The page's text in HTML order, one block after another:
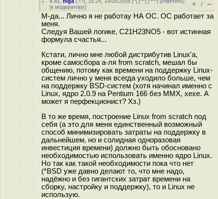
[к модератору] + / –
М-да... Лично я не работау НА ОС. ОС работает за
меня.
Следуя Вашей логике, C21H23NO5 - вот истинная
формула счастья...
Кстати, лично мне любой дистрибутив Linux'а,
кроме самосбора а-ля from scratch, мешал бы
общению, потому как времени на поддержку Linux-
систем лично у меня всегда уходило больше, чем
на поддержку BSD-систем (хотя начинал именно с
Linux, ядро 2.0.9 на Pentium 166 без MMX, хехе. А
может я перфекционист? Хз.)
В то же время, построение Linux from scratch под
себя (а это для меня единственный возможный
способ минимизировать затраты на поддержку в
дальнейшем, но и солидная одноразовая
инвестиция времени) должно быть обосновано
необходимостью использовать именно ядро Linux.
Но так как такой необходимости пока что нет
(*BSD уже давно делают то, что мне надо,
надёжно и без гигантских затрат времени на
сборку, настройку и поддержку), то и Linux не
использую.